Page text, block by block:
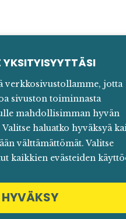
verkkosivustollamme, jotta
sivuston toiminnasta
mahdollisimman hyvän
haluatko hyväksyä
välttämättömät. Valitse
kaikkien evästeiden
HYVÄKSY